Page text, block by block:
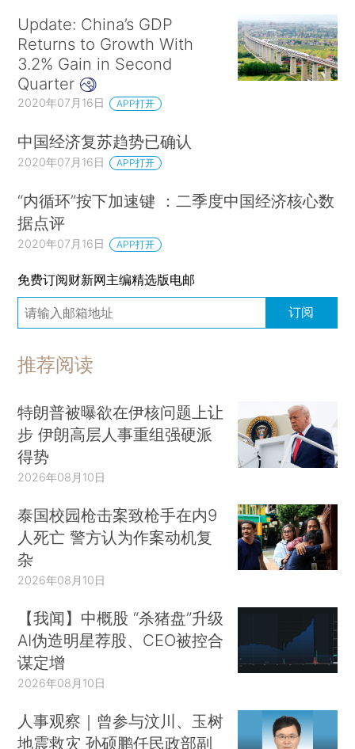
Update: China’s GDP
Returns to Growth With
3.2% Gain in Second
Quarter
2020年07月16日 APP打开
中国经济复苏趋势已确认
2020年07月16日 APP打开
“内循环”按下加速键 ：二季度中国经济核心数
据点评
2020年07月16日 APP打开
免费订阅财新网主编精选版电邮
订阅
推荐阅读
特朗普被曝欲在伊核问题上让
步 伊朗高层人事重组强硬派
得势
2026年08月10日
泰国校园枪击案致枪手在内9
人死亡 警方认为作案动机复
杂
2026年08月10日
【我闻】中概股 “杀猪盘”升级
AI伪造明星荐股、CEO被控合
谋定增
2026年08月10日
人事观察｜曾参与汶川、玉树
地震救灾 孙硕鹏任民政部副